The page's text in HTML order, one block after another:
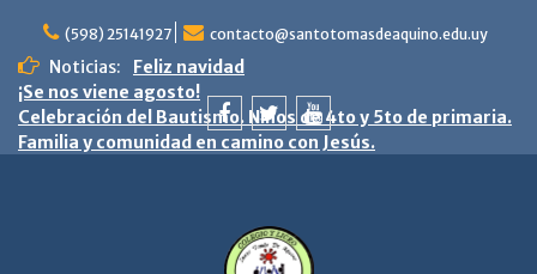
contenido
(598) 25141927 contacto@santotomasdeaquino.edu.uy
Noticias:
Feliz navidad
¡Se nos viene agosto!
Celebración del Bautismo. Niños de 4to y 5to de primaria.
Familia y comunidad en camino con Jesús.
facebooktwitteryoutube